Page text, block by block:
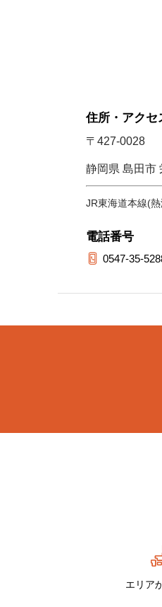
住所・アクセ
〒427-0028
静岡県 島田市
JR東海道本線(
電話番号
0547-35-
エリア